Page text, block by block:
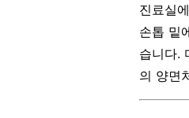
진료실
손톱 밑
습니다.
의 양면